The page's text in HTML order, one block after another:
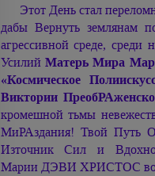
Этот День стал
дабы Вернуть
агрессивной среде,
Усилий Матерь Мира
«Космическое
Виктории
кромешной тьмы
МиРАздания! Твой Путь
Източник Сил и
Марии ДЭВИ ХРИСТОС